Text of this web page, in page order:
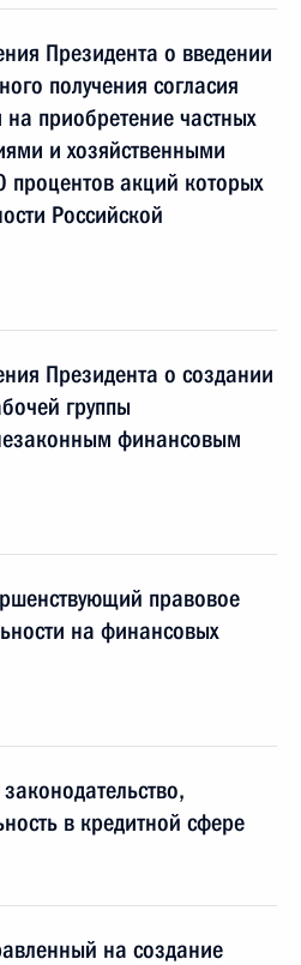
Президента о введении
получения согласия
на приобретение частных
и хозяйственными
акций которых
Российской
Президента о создании
группы
финансовым
правовое
на финансовых
в кредитной сфере
на создание